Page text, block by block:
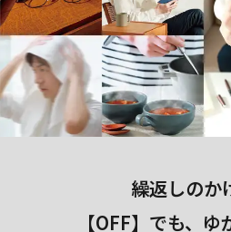
繰返しのか
【OFF】でも、ゆ